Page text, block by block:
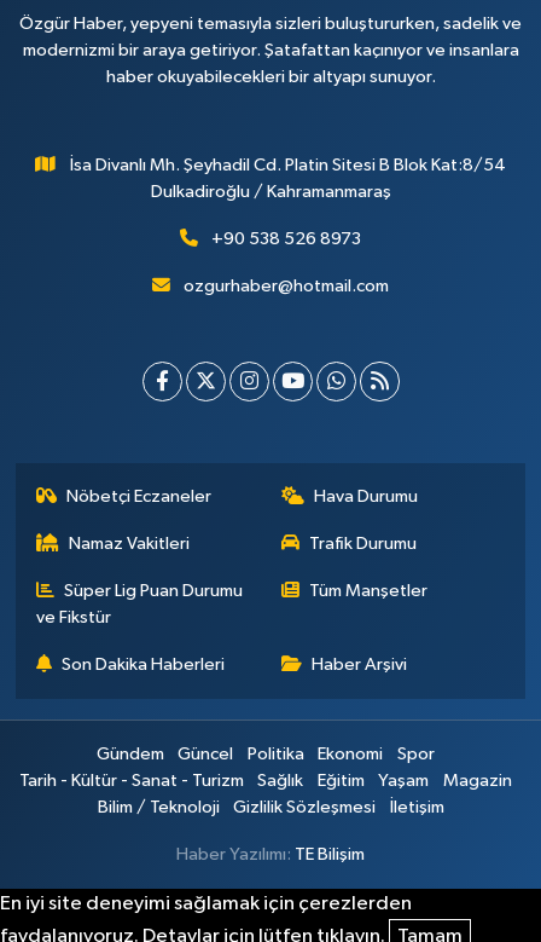
Özgür Haber, yepyeni temasıyla sizleri buluştururken, sadelik ve
modernizmi bir araya getiriyor. Şatafattan kaçınıyor ve insanlara
haber okuyabilecekleri bir altyapı sunuyor.
İsa Divanlı Mh. Şeyhadil Cd. Platin Sitesi B Blok Kat:8/54
Dulkadiroğlu / Kahramanmaraş
+90 538 526 8973
ozgurhaber@hotmail.com
Nöbetçi Eczaneler Hava Durumu
Namaz Vakitleri Trafik Durumu
Süper Lig Puan Durumu
ve Fikstür
Tüm Manşetler
Son Dakika Haberleri Haber Arşivi
Gündem Güncel Politika Ekonomi
Spor
Tarih - Kültür - Sanat - Turizm
Sağlık Eğitim Yaşam
Magazin
Bilim / Teknoloji
Gizlilik Sözleşmesi İletişim
Haber Yazılımı: TE Bilişim
En iyi site deneyimi sağlamak için çerezlerden
faydalanıyoruz. Detaylar için lütfen tıklayın.
Tamam